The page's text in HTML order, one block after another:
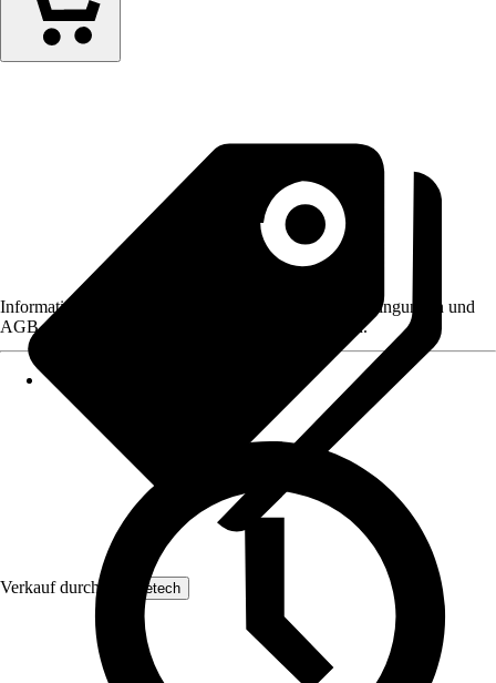
Verkauf durch: Yaheetech
Informationen des Verkäufers, wie z. B. Rückgabebedingungen und
AGB, finden Sie bei Klick auf den Verkäufernamen.